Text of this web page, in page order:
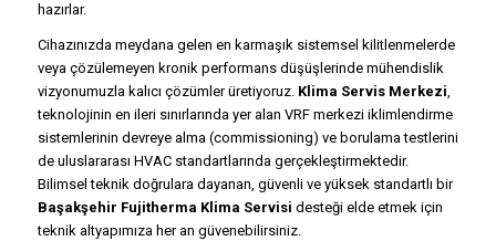
hazırlar.
Cihazınızda meydana gelen en karmaşık sistemsel kilitlenmelerde
veya çözülemeyen kronik performans düşüşlerinde mühendislik
vizyonumuzla kalıcı çözümler üretiyoruz. Klima Servis Merkezi,
teknolojinin en ileri sınırlarında yer alan VRF merkezi iklimlendirme
sistemlerinin devreye alma (commissioning) ve borulama testlerini
de uluslararası HVAC standartlarında gerçekleştirmektedir.
Bilimsel teknik doğrulara dayanan, güvenli ve yüksek standartlı bir
Başakşehir Fujitherma Klima Servisi desteği elde etmek için
teknik altyapımıza her an güvenebilirsiniz.